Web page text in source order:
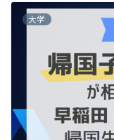
大学